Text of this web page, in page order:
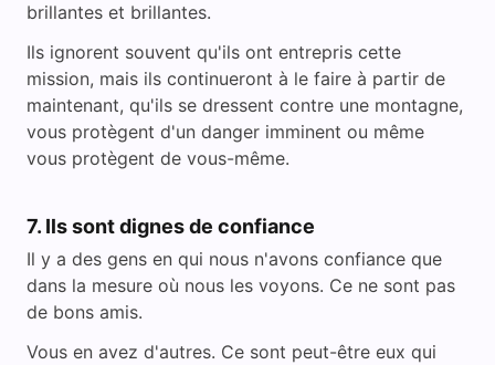
brillantes et brillantes.
Ils ignorent souvent qu'ils ont entrepris cette
mission, mais ils continueront à le faire à partir de
maintenant, qu'ils se dressent contre une montagne,
vous protègent d'un danger imminent ou même
vous protègent de vous-même.
7. Ils sont dignes de confiance
Il y a des gens en qui nous n'avons confiance que
dans la mesure où nous les voyons. Ce ne sont pas
de bons amis.
Vous en avez d'autres. Ce sont peut-être eux qui